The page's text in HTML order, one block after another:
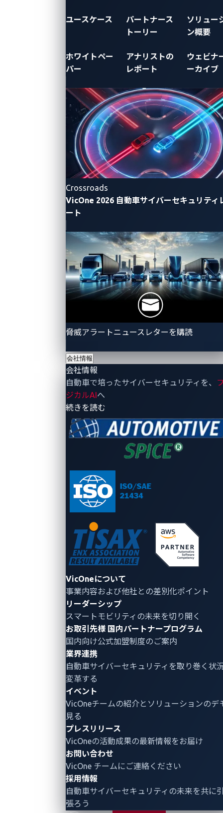
ユースケース
パートナース
トーリー
ソリュー
ン概要
ホワイトペー
パー
アナリストの
レポート
ウェビナ
ーカイブ
Crossroads
VicOne 2026 自動車サイバーセキュリティ
ート
脅威アラートニュースレターを購読
会社情報
会社情報
自動車で培ったサイバーセキュリティを、
ジカルAIへ
続きを読む
VicOneについて
事業内容および他社との差別化ポイント
リーダーシップ
スマートモビリティの未来を切り開く
お取引先様 国内パートナープログラム
国内向け公式加盟制度のご案内
業界連携
自動車サイバーセキュリティ を取り巻く状
変革する
イベント
VicOneチームの紹介とソリューションのデ
見る
プレスリリース
VicOneの活動成果の最新情報をお届け
お問い合わせ
VicOne チームにご連絡ください
採用情報
自動車サイバーセキュリティの未来を共に
張ろう